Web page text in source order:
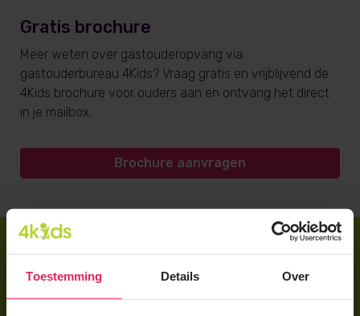
Toestemming Details Over
Gratis brochure
Meer weten over gastouderopvang via
gastouderbureau 4Kids? Vraag gratis en vrijblijvend de
4Kids brochure voor ouders aan en ontvang het direct
in je mailbox.
Brochure aanvragen
Aanmelden bij 4Kids